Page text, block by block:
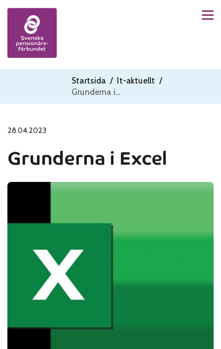
Skip to content
Startsida / It-aktuellt /
Grunderna i Excel
28.04.2023
Grunderna i Excel